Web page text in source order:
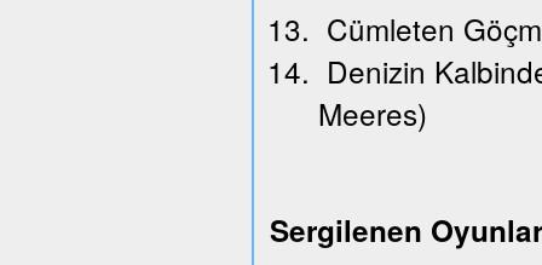
Cümleten
Denizin
Meeres)
Sergilenen Oyunlar